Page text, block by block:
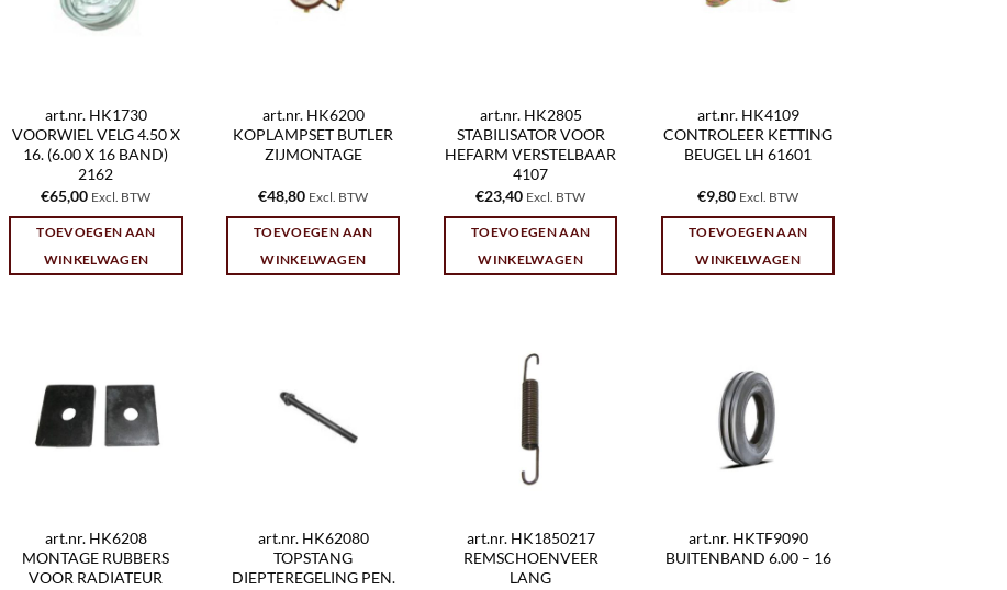
art.nr. HK1730
VOORWIEL VELG 4.50 X
16. (6.00 X 16 BAND)
2162
€65,00 Excl. BTW
TOEVOEGEN AAN
WINKELWAGEN
art.nr. HK6200
KOPLAMPSET BUTLER
ZIJMONTAGE
€48,80 Excl. BTW
TOEVOEGEN AAN
WINKELWAGEN
art.nr. HK2805
STABILISATOR VOOR
HEFARM VERSTELBAAR
4107
€23,40 Excl. BTW
TOEVOEGEN AAN
WINKELWAGEN
art.nr. HK4109
CONTROLEER KETTING
BEUGEL LH 61601
€9,80 Excl. BTW
TOEVOEGEN AAN
WINKELWAGEN
art.nr. HK6208
MONTAGE RUBBERS
VOOR RADIATEUR
art.nr. HK62080
TOPSTANG
DIEPTEREGELING PEN.
art.nr. HK1850217
REMSCHOENVEER
LANG
art.nr. HKTF9090
BUITENBAND 6.00 – 16